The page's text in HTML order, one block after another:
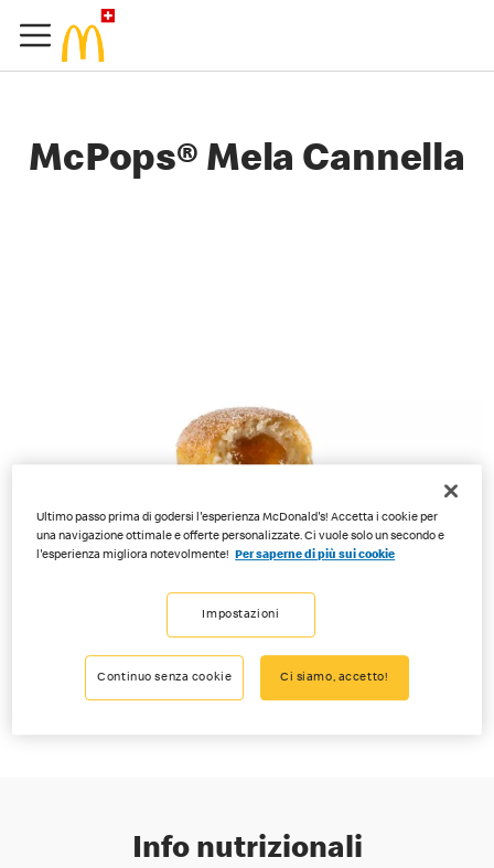
McPops® Mela Cannella
Deliziosi McPops® ideali per uno spuntino. Con un ripieno di deliziosa
composta di mele e cannella. Perfetti come snack e disponibili anche
nella porzione da tre.
Info nutrizionali
Ultimo passo prima di godersi l'esperienza McDonald's! Accetta i cookie per
una navigazione ottimale e offerte personalizzate. Ci vuole solo un secondo e
l'esperienza migliora notevolmente!
Per saperne di più sui cookie
Impostazioni
Continuo senza cookie Ci siamo, accetto!